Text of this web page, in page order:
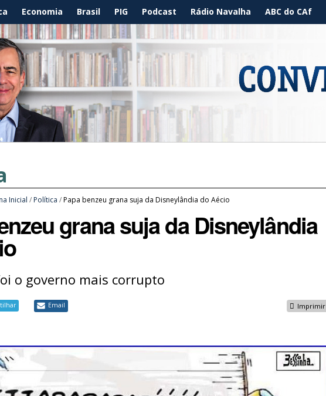
Economia Brasil PIG Podcast Rádio Navalha ABC do CAf
Inicial / Política /Papa benzeu grana suja da Disneylândia do Aécio
grana suja da Disneylândia
o governo mais corrupto
Email Imprimir